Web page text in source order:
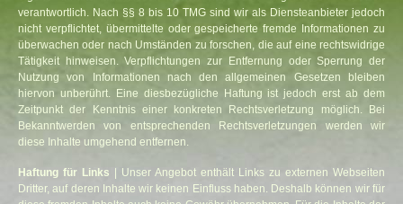
verantwortlich. Nach §§ 8 bis 10 TMG sind wir als Diensteanbieter jedoch
nicht verpflichtet, übermittelte oder gespeicherte fremde Informationen zu
überwachen oder nach Umständen zu forschen, die auf eine rechtswidrige
Tätigkeit hinweisen. Verpflichtungen zur Entfernung oder Sperrung der
Nutzung von Informationen nach den allgemeinen Gesetzen bleiben
hiervon unberührt. Eine diesbezügliche Haftung ist jedoch erst ab dem
Zeitpunkt der Kenntnis einer konkreten Rechtsverletzung möglich. Bei
Bekanntwerden von entsprechenden Rechtsverletzungen werden wir
diese Inhalte umgehend entfernen.
Haftung für Links | Unser Angebot enthält Links zu externen Webseiten
Dritter, auf deren Inhalte wir keinen Einfluss haben. Deshalb können wir für